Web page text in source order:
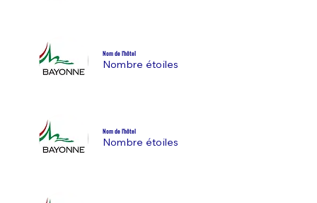
Nom de l'hôtel
Nombre étoiles
Nom de l'hôtel
Nombre étoiles